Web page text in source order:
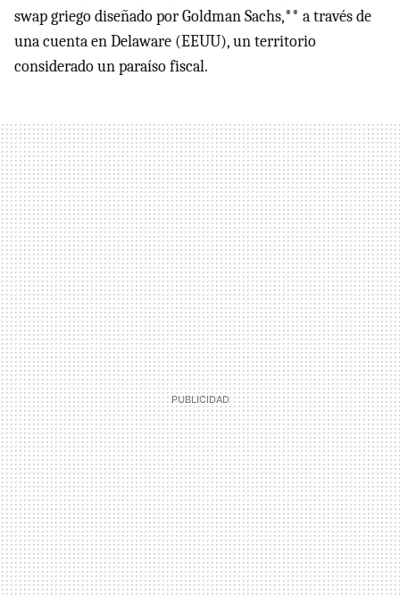
swap griego diseñado por Goldman Sachs,** a través de
una cuenta en Delaware (EEUU), un territorio
considerado un paraíso fiscal.